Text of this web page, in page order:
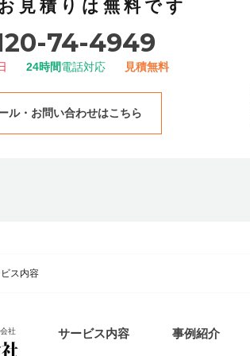
見積りは無料です
74-4949
24時間電話対応 見積無料
ル・お問い合わせはこちら
ス内容
社 サービス内容 事例紹介